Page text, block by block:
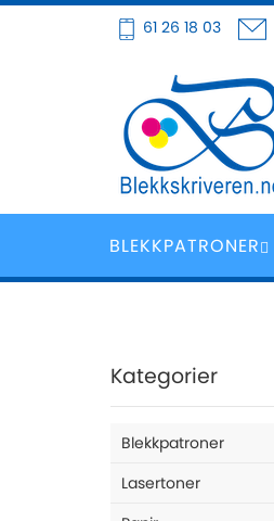
Hoppe
innhold
61 26 18 03
BLEKKPATRONER
Kategorier
Blekkpatroner
Lasertoner